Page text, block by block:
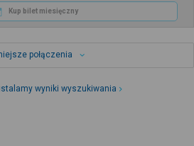
Kup bilet miesięczny
połączenia
wyniki wyszukiwania